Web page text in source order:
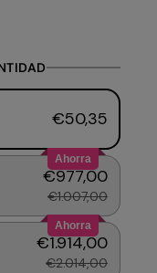
€50,35
Ahorra
€977,00
€1.007,00
Ahorra
€1.914,00
€2.014,00